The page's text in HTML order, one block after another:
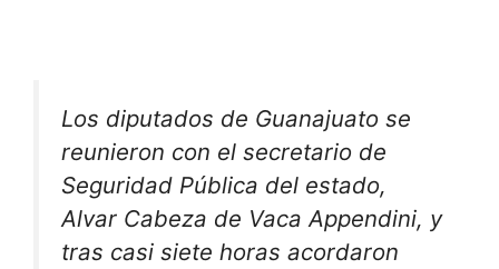
Los diputados de Guanajuato se
reunieron con el secretario de
Seguridad Pública del estado,
Alvar Cabeza de Vaca Appendini, y
tras casi siete horas acordaron